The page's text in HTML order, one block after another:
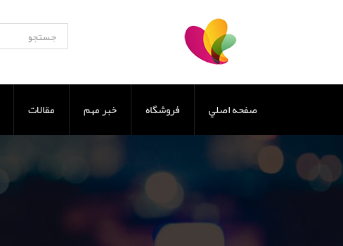
صفحه اصلي فروشگاه خبر مهم مقالات